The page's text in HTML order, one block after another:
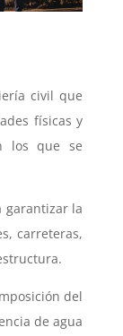
civil que
físicas y
los que se
garantizar la
carreteras,
del
de agua